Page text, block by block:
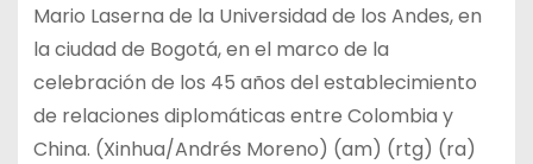
Mario Laserna de la Universidad de los Andes, en
la ciudad de Bogotá, en el marco de la
celebración de los 45 años del establecimiento
de relaciones diplomáticas entre Colombia y
China. (Xinhua/Andrés Moreno) (am) (rtg) (ra)